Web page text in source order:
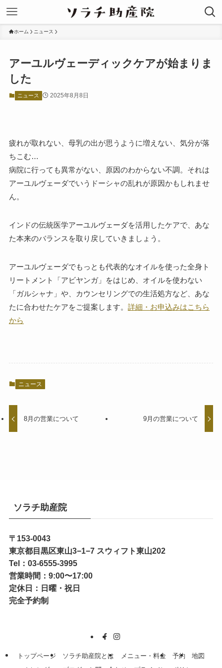
ホーム ニュース
アーユルヴェーディックケアが始まりま
した
ニュース 2025年8月8日
疲れが取れない、母乳の出が思うように増えない、気分が落
ちこむ…
病院に行っても異常がない、原因のわからない不調。それは
アーユルヴェーダでいうドーシャの乱れが原因かもしれませ
ん。
インドの伝統医学アーユルヴェーダを活用したケアで、あな
た本来のバランスを取り戻していきましょう。
アーユルヴェーダでもっとも代表的なオイルを使った全身ト
リートメント「アビヤンガ」をはじめ、オイルを使わない
「ガルシャナ」や、カウンセリングでの生活処方など、あな
たに合わせたケアをご提案します。 詳細・お申込みはこちら
から
ニュース
8月の営業について 9月の営業について
ソラチ助産院
〒153-0043
東京都目黒区東山3−1−7 スウィフト東山202
Tel：03-6555-3995
営業時間：9:00〜17:00
定休日：日曜・祝日
完全予約制
トップページ ソラチ助産院とは メニュー・料金 予約
地図